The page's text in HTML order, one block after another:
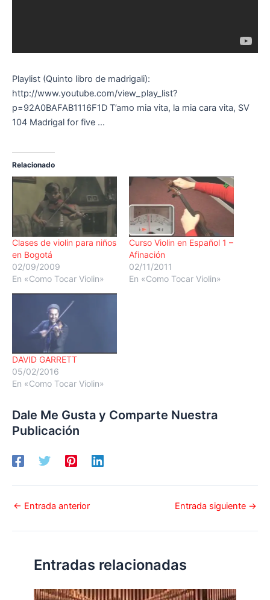
Playlist (Quinto libro de madrigali):
http://www.youtube.com/view_play_list?
p=92A0BAFAB1116F1D T’amo mia vita, la mia cara vita, SV
104 Madrigal for five …
Relacionado
Clases de violin para niños
en Bogotá
02/09/2009
En «Como Tocar Violin»
Curso Violin en Español 1 –
Afinación
02/11/2011
En «Como Tocar Violin»
DAVID GARRETT
05/02/2016
En «Como Tocar Violin»
Dale Me Gusta y Comparte Nuestra
Publicación
← Entrada anterior Entrada siguiente →
Entradas relacionadas